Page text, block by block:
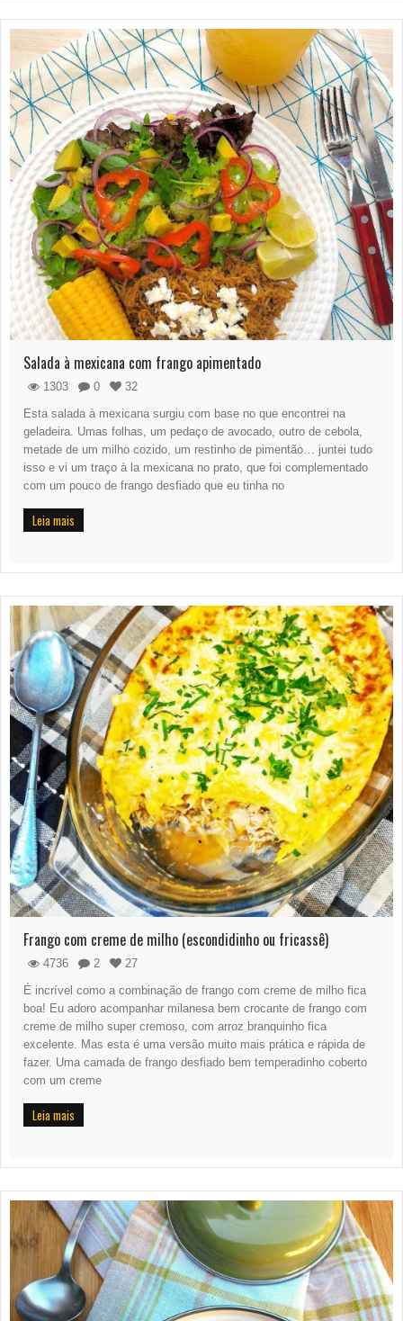
Salada à mexicana com frango apimentado
1303 0
32
Esta salada à mexicana surgiu com base no que encontrei na
geladeira. Umas folhas, um pedaço de avocado, outro de cebola,
metade de um milho cozido, um restinho de pimentão… juntei tudo
isso e vi um traço à la mexicana no prato, que foi complementado
com um pouco de frango desfiado que eu tinha no
Leia mais
Frango com creme de milho (escondidinho ou fricassê)
4736 2
27
É incrível como a combinação de frango com creme de milho fica
boa! Eu adoro acompanhar milanesa bem crocante de frango com
creme de milho super cremoso, com arroz branquinho fica
excelente. Mas esta é uma versão muito mais prática e rápida de
fazer. Uma camada de frango desfiado bem temperadinho coberto
com um creme
Leia mais